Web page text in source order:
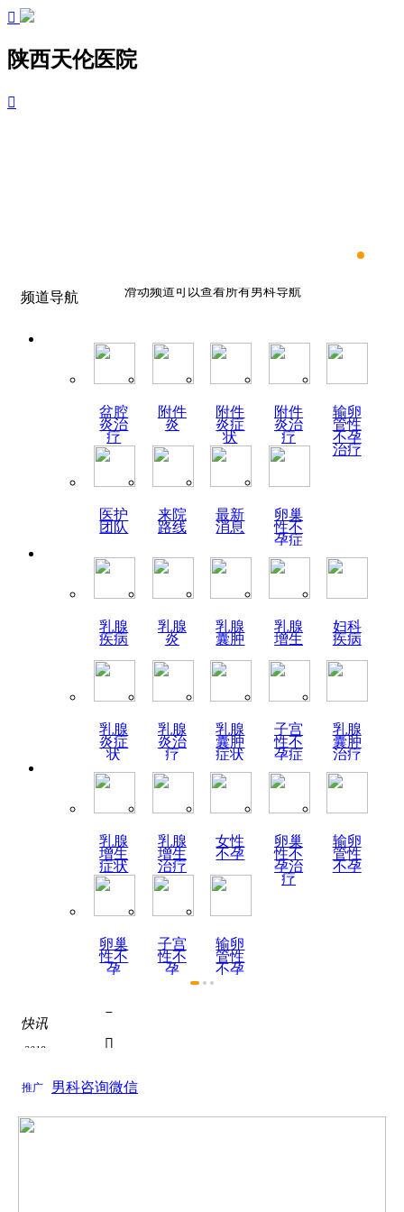

陕西天伦医院

频道导航 滑动频道可以查看所有男科导航
滑动频道可以查看所有男科导航
盆腔
炎治
疗
附件
炎
附件
炎症
状
附件
炎治
疗
输卵
管性
不孕
治疗
医护
团队
来院
路线
最新
消息
卵巢
性不
孕症
乳腺
疾病
乳腺
炎
乳腺
囊肿
乳腺
增生
妇科
疾病
乳腺
炎症
状
乳腺
炎治
疗
乳腺
囊肿
症状
子宫
性不
孕症
乳腺
囊肿
治疗
乳腺
增生
症状
乳腺
增生
治疗
女性
不孕
卵巢
性不
孕治
疗
输卵
管性
不孕
卵巢
性不
孕
子宫
性不
孕
输卵
管性
不孕
快讯
2019
2019
热烈祝贺陕西天伦不孕不

关于如何全面认识死精症？的问题， 如何全面认...

推广 男科咨询微信